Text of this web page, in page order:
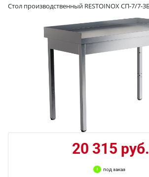
Стол производственный RESTOINOX СП-7/7-
20 315 руб.
под заказ